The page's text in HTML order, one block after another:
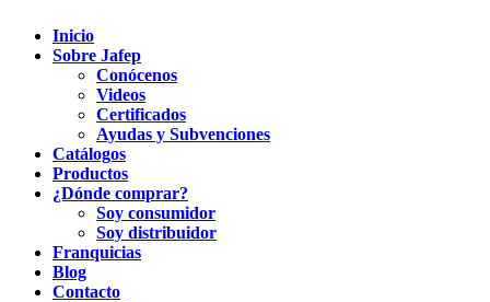
Inicio
Sobre Jafep
Conócenos
Videos
Certificados
Ayudas y Subvenciones
Catálogos
Productos
¿Dónde comprar?
Soy consumidor
Soy distribuidor
Franquicias
Blog
Contacto